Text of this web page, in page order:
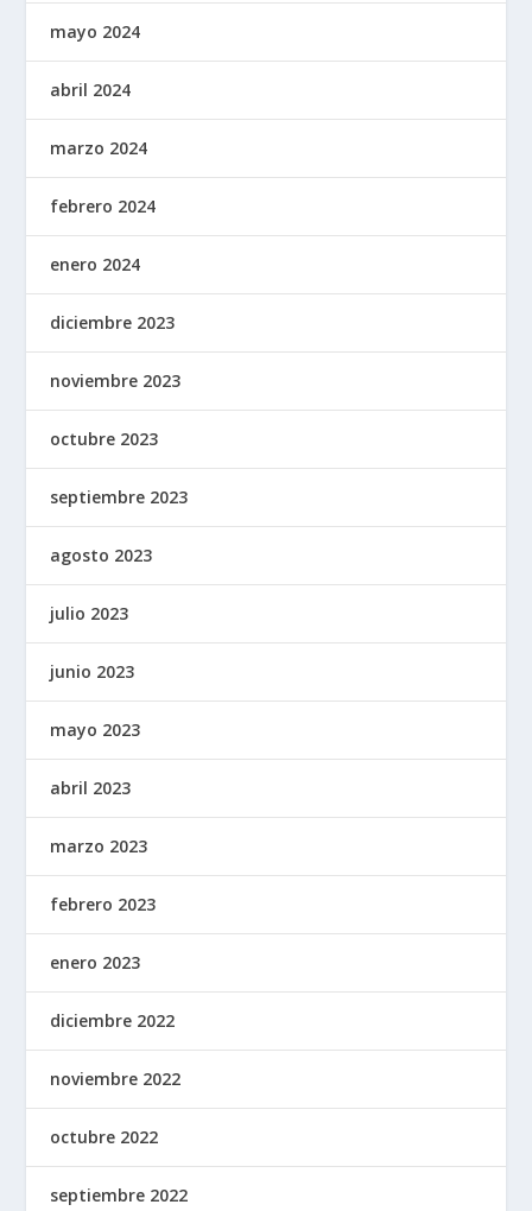
mayo 2024
abril 2024
marzo 2024
febrero 2024
enero 2024
diciembre 2023
noviembre 2023
octubre 2023
septiembre 2023
agosto 2023
julio 2023
junio 2023
mayo 2023
abril 2023
marzo 2023
febrero 2023
enero 2023
diciembre 2022
noviembre 2022
octubre 2022
septiembre 2022